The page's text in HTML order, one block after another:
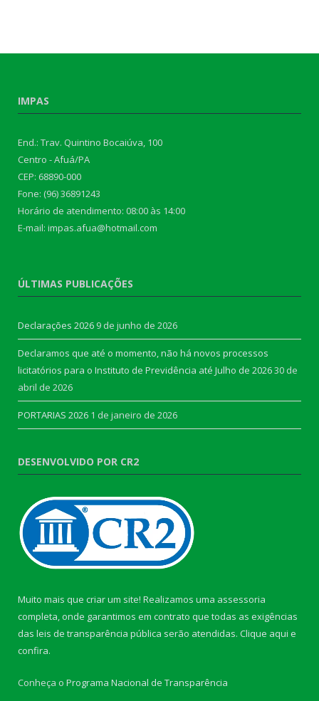
IMPAS
End.: Trav. Quintino Bocaiúva, 100
Centro - Afuá/PA
CEP: 68890-000
Fone: (96) 36891243
Horário de atendimento: 08:00 às 14:00
E-mail: impas.afua@hotmail.com
ÚLTIMAS PUBLICAÇÕES
Declarações 2026 9 de junho de 2026
Declaramos que até o momento, não há novos processos
licitatórios para o Instituto de Previdência até Julho de 202630 de
abril de 2026
PORTARIAS 2026 1 de janeiro de 2026
DESENVOLVIDO POR CR2
Muito mais que criar um site! Realizamos uma assessoria
completa, onde garantimos em contrato que todas as exigências
das leis de transparência pública serão atendidas. Clique aqui e
confira.
Conheça o Programa Nacional de Transparência